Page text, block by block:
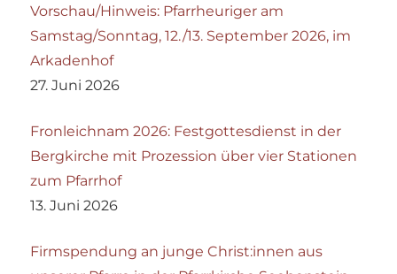
Vorschau/Hinweis: Pfarrheuriger am
Samstag/Sonntag, 12./13. September 2026, im
Arkadenhof
27. Juni 2026
Fronleichnam 2026: Festgottesdienst in der
Bergkirche mit Prozession über vier Stationen
zum Pfarrhof
13. Juni 2026
Firmspendung an junge Christ:innen aus